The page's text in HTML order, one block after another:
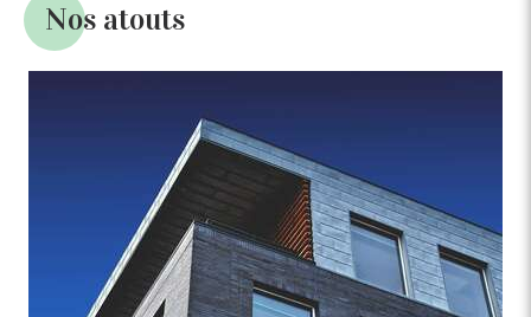
Nos atouts